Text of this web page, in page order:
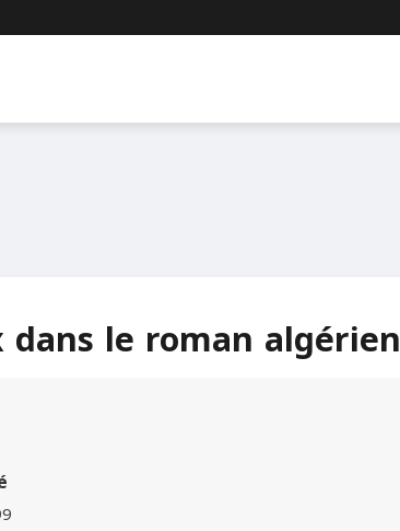
le roman algérien